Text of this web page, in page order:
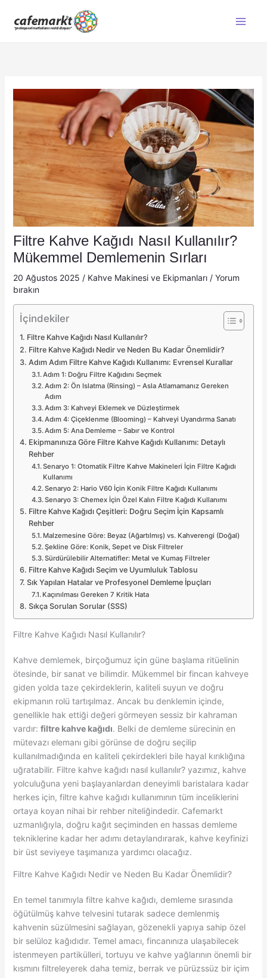
Filtre Kahve Kağıdı Nasıl Kullanılır?
Mükemmel Demlemenin Sırları
20 Ağustos 2025 / Kahve Makinesi ve Ekipmanları/ Yorum
bırakın
İçindekiler
Filtre Kahve Kağıdı Nasıl Kullanılır?
Filtre Kahve Kağıdı Nedir ve Neden Bu Kadar Önemlidir?
Adım Adım Filtre Kahve Kağıdı Kullanımı: Evrensel Kurallar
Adım 1: Doğru Filtre Kağıdını Seçmek
Adım 2: Ön Islatma (Rinsing) – Asla Atlamamanız Gereken
Adım
Adım 3: Kahveyi Eklemek ve Düzleştirmek
Adım 4: Çiçeklenme (Blooming) – Kahveyi Uyandırma Sanatı
Adım 5: Ana Demleme – Sabır ve Kontrol
Ekipmanınıza Göre Filtre Kahve Kağıdı Kullanımı: Detaylı
Rehber
Senaryo 1: Otomatik Filtre Kahve Makineleri İçin Filtre Kağıdı
Kullanımı
Senaryo 2: Hario V60 İçin Konik Filtre Kağıdı Kullanımı
Senaryo 3: Chemex İçin Özel Kalın Filtre Kağıdı Kullanımı
Filtre Kahve Kağıdı Çeşitleri: Doğru Seçim İçin Kapsamlı
Rehber
Malzemesine Göre: Beyaz (Ağartılmış) vs. Kahverengi (Doğal)
Şekline Göre: Konik, Sepet ve Disk Filtreler
Sürdürülebilir Alternatifler: Metal ve Kumaş Filtreler
Filtre Kahve Kağıdı Seçim ve Uyumluluk Tablosu
Sık Yapılan Hatalar ve Profesyonel Demleme İpuçları
Kaçınılması Gereken 7 Kritik Hata
Sıkça Sorulan Sorular (SSS)
Filtre Kahve Kağıdı Nasıl Kullanılır?
Kahve demlemek, birçoğumuz için güne başlama ritüelinin
ötesinde, bir sanat ve bilimdir. Mükemmel bir fincan kahveye
giden yolda taze çekirdeklerin, kaliteli suyun ve doğru
ekipmanın rolü tartışılmaz. Ancak bu denklemin içinde,
genellikle hak ettiği değeri görmeyen sessiz bir kahraman
vardır: filtre kahve kağıdı. Belki de demleme sürecinin en
mütevazı elemanı gibi görünse de doğru seçilip
kullanılmadığında en kaliteli çekirdekleri bile hayal kırıklığına
uğratabilir. Filtre kahve kağıdı nasıl kullanılır? yazımız, kahve
yolculuğuna yeni başlayanlardan deneyimli baristalara kadar
herkes için, filtre kahve kağıdı kullanımının tüm inceliklerini
ortaya koyan nihai bir rehber niteliğindedir. Cafemarkt
uzmanlığıyla, doğru kağıt seçiminden en hassas demleme
tekniklerine kadar her adımı detaylandırarak, kahve keyfinizi
bir üst seviyeye taşımanıza yardımcı olacağız.
Filtre Kahve Kağıdı Nedir ve Neden Bu Kadar Önemlidir?
En temel tanımıyla filtre kahve kağıdı, demleme sırasında
öğütülmüş kahve telvesini tutarak sadece demlenmiş
kahvenin süzülmesini sağlayan, gözenekli yapıya sahip özel
bir selüloz kağıdıdır. Temel amacı, fincanınıza ulaşabilecek
istenmeyen partikülleri, tortuyu ve kahve yağlarının önemli bir
kısmını filtreleyerek daha temiz, berrak ve pürüzssüz bir içim